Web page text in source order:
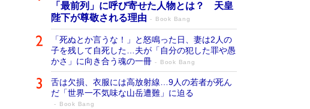
「最前列」に呼び寄せた人物とは？ 天皇
陛下が尊敬される理由
Book Bang
「死ぬとか言うな！」と怒鳴った日、妻は2人の
子を残して自死した…夫が「自分の犯した罪や愚
かさ」に向き合う魂の一冊
Book Bang
舌は欠損、衣服には高放射線…9人の若者が死ん
だ「世界一不気味な山岳遭難」に迫る
Book Bang